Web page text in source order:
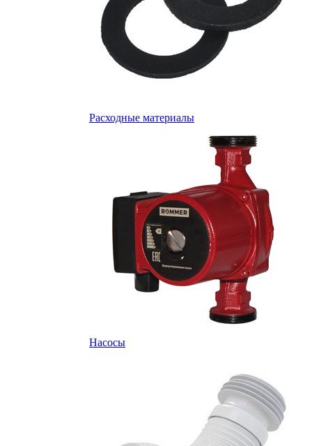
Расходные материалы
Насосы